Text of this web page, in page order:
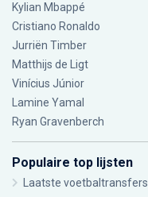
Kylian Mbappé
Cristiano Ronaldo
Jurriën Timber
Matthijs de Ligt
Vinícius Júnior
Lamine Yamal
Ryan Gravenberch
Populaire top lijsten
Laatste voetbaltransfers